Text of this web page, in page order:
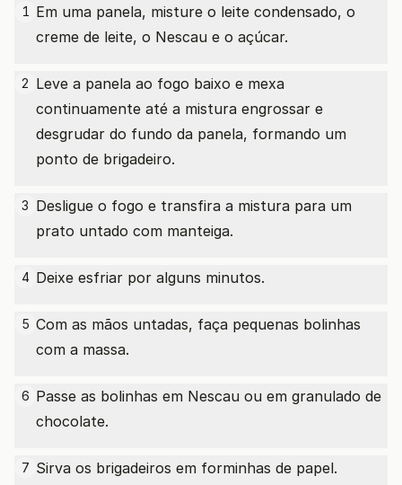
1 Em uma panela, misture o leite condensado, o
creme de leite, o Nescau e o açúcar.
2 Leve a panela ao fogo baixo e mexa
continuamente até a mistura engrossar e
desgrudar do fundo da panela, formando um
ponto de brigadeiro.
3 Desligue o fogo e transfira a mistura para um
prato untado com manteiga.
4 Deixe esfriar por alguns minutos.
5 Com as mãos untadas, faça pequenas bolinhas
com a massa.
6 Passe as bolinhas em Nescau ou em granulado de
chocolate.
7 Sirva os brigadeiros em forminhas de papel.